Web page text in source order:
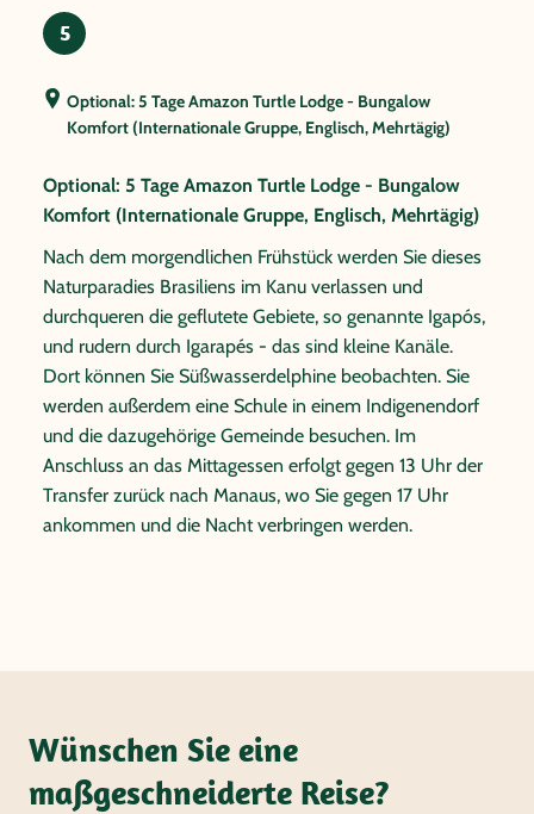
5
Optional: 5 Tage Amazon Turtle Lodge - Bungalow
Komfort (Internationale Gruppe, Englisch, Mehrtägig)
Optional: 5 Tage Amazon Turtle Lodge - Bungalow
Komfort (Internationale Gruppe, Englisch, Mehrtägig)
Nach dem morgendlichen Frühstück werden Sie dieses
Naturparadies Brasiliens im Kanu verlassen und
durchqueren die geflutete Gebiete, so genannte Igapós,
und rudern durch Igarapés - das sind kleine Kanäle.
Dort können Sie Süßwasserdelphine beobachten. Sie
werden außerdem eine Schule in einem Indigenendorf
und die dazugehörige Gemeinde besuchen. Im
Anschluss an das Mittagessen erfolgt gegen 13 Uhr der
Transfer zurück nach Manaus, wo Sie gegen 17 Uhr
ankommen und die Nacht verbringen werden.
Wünschen Sie eine
maßgeschneiderte Reise?